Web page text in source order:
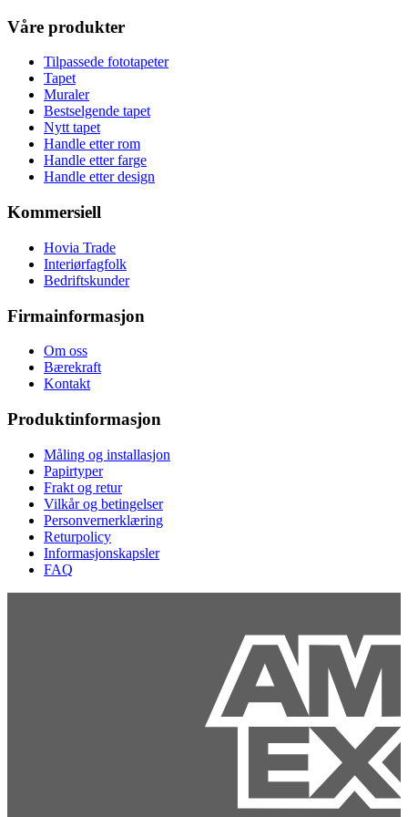
Våre produkter
Tilpassede fototapeter
Tapet
Muraler
Bestselgende tapet
Nytt tapet
Handle etter rom
Handle etter farge
Handle etter design
Kommersiell
Hovia Trade
Interiørfagfolk
Bedriftskunder
Firmainformasjon
Om oss
Bærekraft
Kontakt
Produktinformasjon
Måling og installasjon
Papirtyper
Frakt og retur
Vilkår og betingelser
Personvernerklæring
Returpolicy
Informasjonskapsler
FAQ